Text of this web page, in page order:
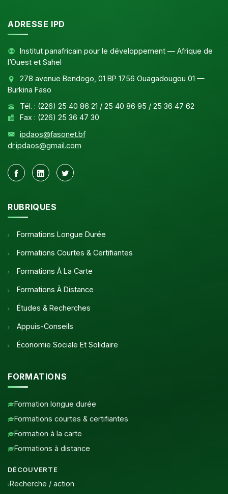
ADRESSE IPD
Institut panafricain pour le développement — Afrique de
l’Ouest et Sahel
278 avenue Bendogo, 01 BP 1756 Ouagadougou 01 —
Burkina Faso
Tél. : (226) 25 40 86 21 / 25 40 86 95 / 25 36 47 62
Fax : (226) 25 36 47 30
ipdaos@fasonet.bf
dr.ipdaos@gmail.com
RUBRIQUES
Formations Longue Durée
Formations Courtes & Certifiantes
Formations À La Carte
Formations À Distance
Études & Recherches
Appuis-Conseils
Économie Sociale Et Solidaire
FORMATIONS
Formation longue durée
Formations courtes & certifiantes
Formation à la carte
Formations à distance
DÉCOUVERTE
Recherche / action